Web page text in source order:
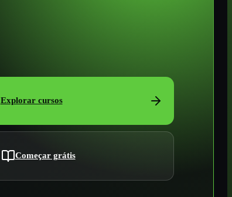
Explorar cursos
Começar grátis